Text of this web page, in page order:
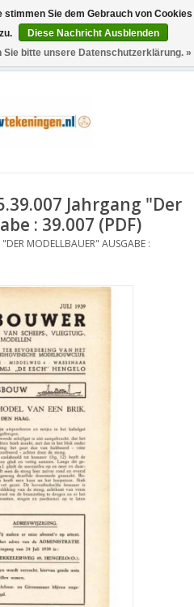
0 Artikel - €0,00
Jahrgang "Der
: 39.007 (PDF)
MODELLBAUER" AUSGABE :
Sie dem Gebrauch von Cookies
Diese Nachricht Ausblenden
bitte unsere Datenschutzerklärung. »